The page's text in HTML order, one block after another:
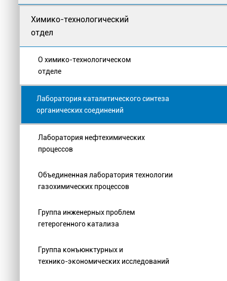
Химико-технологический
отдел
О химико-технологическом
отделе
Лаборатория каталитического синтеза
органических соединений
Лаборатория нефтехимических
процессов
Объединенная лаборатория технологии
газохимических процессов
Группа инженерных проблем
гетерогенного катализа
Группа конъюнктурных и
технико-экономических исследований